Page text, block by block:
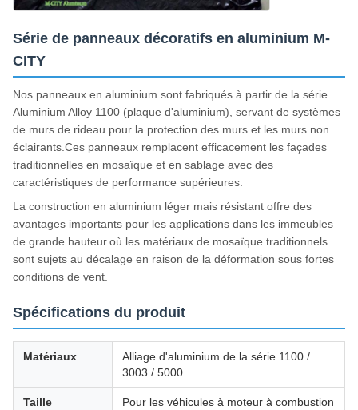
Série de panneaux décoratifs en aluminium M-
CITY
Nos panneaux en aluminium sont fabriqués à partir de la série
Aluminium Alloy 1100 (plaque d'aluminium), servant de systèmes
de murs de rideau pour la protection des murs et les murs non
éclairants.Ces panneaux remplacent efficacement les façades
traditionnelles en mosaïque et en sablage avec des
caractéristiques de performance supérieures.
La construction en aluminium léger mais résistant offre des
avantages importants pour les applications dans les immeubles
de grande hauteur.où les matériaux de mosaïque traditionnels
sont sujets au décalage en raison de la déformation sous fortes
conditions de vent.
Spécifications du produit
Matériaux
Alliage d'aluminium de la série 1100 /
3003 / 5000
Taille
Pour les véhicules à moteur à combustion